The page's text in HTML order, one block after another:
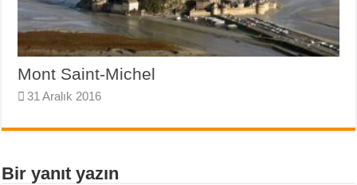
Mont Saint-Michel
31 Aralık 2016
Bir yanıt yazın